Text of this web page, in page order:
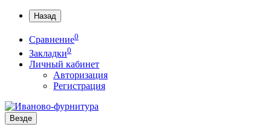
Назад
Сравнение0
Закладки0
Личный кабинет
Авторизация
Регистрация
Везде